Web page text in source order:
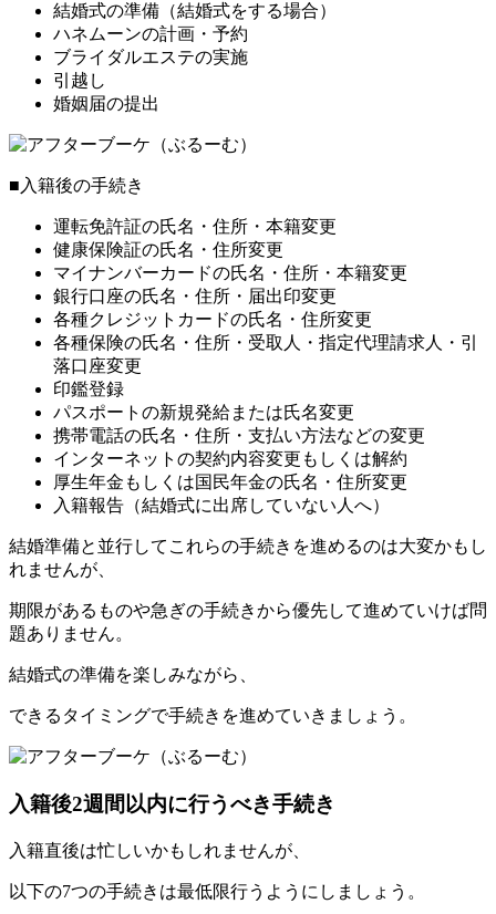
結婚式の準備（結婚式をする場合）
ハネムーンの計画・予約
ブライダルエステの実施
引越し
婚姻届の提出
■入籍後の手続き
運転免許証の氏名・住所・本籍変更
健康保険証の氏名・住所変更
マイナンバーカードの氏名・住所・本籍変更
銀行口座の氏名・住所・届出印変更
各種クレジットカードの氏名・住所変更
各種保険の氏名・住所・受取人・指定代理請求人・引
落口座変更
印鑑登録
パスポートの新規発給または氏名変更
携帯電話の氏名・住所・支払い方法などの変更
インターネットの契約内容変更もしくは解約
厚生年金もしくは国民年金の氏名・住所変更
入籍報告（結婚式に出席していない人へ）
結婚準備と並行してこれらの手続きを進めるのは大変かもし
れませんが、
期限があるものや急ぎの手続きから優先して進めていけば問
題ありません。
結婚式の準備を楽しみながら、
できるタイミングで手続きを進めていきましょう。
入籍後2週間以内に行うべき手続き
入籍直後は忙しいかもしれませんが、
以下の7つの手続きは最低限行うようにしましょう。